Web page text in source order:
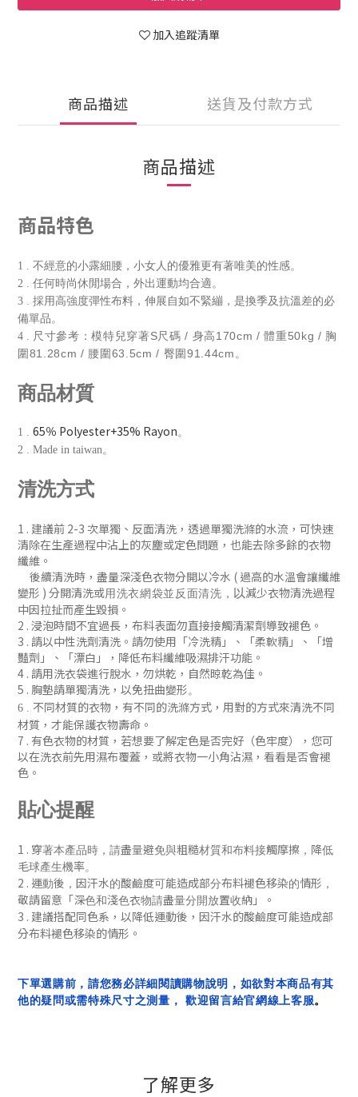
加入追蹤清單
商品描述 送貨及付款方式
商品描述
商品特色
1 . 不經意的小露細腰，小女人的優雅更有著唯美的性感。
2 . 任何時尚休閒場合，外出運動均合適。
3 . 採用高強度彈性布料，伸展自如不緊繃，是換季及抗溫差的必
備單品。
4 . 尺寸參考：模特兒穿著S尺碼 / 身高170cm / 體重50kg / 胸
圍81.28cm / 腰圍63.5cm / 臀圍91.44cm。
商品材質
1 . 65％ Polyester+35% Rayon。
2 . Made in taiwan。
清洗方式
1 . 建議前 2-3 次單獨、反面清洗 ， 透過單獨洗滌的水流，可快速
清除在生產過程中沾上的灰塵或定色問題 ， 也能去除多餘的衣物
纖維。
後續清洗時 ，盡量深淺色衣物分開以冷水 ( 過高的水溫會讓纖維
變形 ) 分開清洗或用洗衣網袋並 反面清洗 ， 以減少衣物清洗過程
中因拉扯而產生毀損。
2 . 浸泡時間不宜過長，布料表面勿直接接觸清潔劑導致褪色。
3 . 請以中性洗劑清洗。請勿使用「冷洗精」、「柔軟精」
、「增
豔劑」
、「漂白」，降低布料纖維吸濕排汗功能 。
4 . 請用洗衣袋進行脫水，勿烘乾，自然晾乾為佳。
5 . 胸墊請單獨清洗，以免扭曲變形。
6 . 不同材質的衣物，有不同的洗滌方式，用對的方式來清洗不同
材質，才能保護衣物壽命。
7 . 有色衣物的材質，若想要了解定色是否完好（色牢度），您可
以在洗衣前先用濕布覆蓋，或將衣物一小角沾濕，看看是否會褪
色 。
貼心提醒
1 . 穿著本產品時，請盡量避免與粗糙材質和布料接觸摩擦，降低
毛球產生機率。
2 . 運動後， 因汗水的酸鹼度可能造成部分布料褪色移染的情形，
敬請留意 「深色和淺色衣物請盡量分開放置收納 」 。
3 . 建議搭配同色系， 以降低運動後， 因汗水的酸鹼度可能造成部
分布料褪色移染的情形 。
下單選購前，請您務必詳細閱讀購物說明，如欲對本商品有其
他的疑問或需特殊尺寸之測量， 歡迎留言給官網線上客服。
了解更多